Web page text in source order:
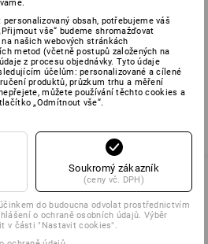
2 z 2 položek.
226 201 520
obsah, potřebujeme váš
vše“ budeme shromažďovat
našich webových stránkách
metod (včetně postupů založených na
z procesu objednávky. Tyto údaje
účelům: personalizované a cílené
produktů, průzkum trhu a měření
můžete používání těchto cookies a
„Odmítnout vše“.
Soukromý zákazník
(ceny vč. DPH)
do budoucna odvolat prostřednictvím
o ochraně osobních údajů. Výběr
v části "Nastavit cookies".